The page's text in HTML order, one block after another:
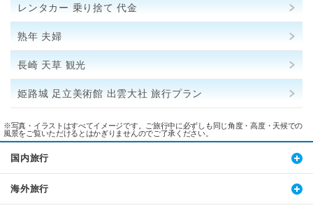
レンタカー 乗り捨て 代金
熟年 夫婦
長崎 天草 観光
姫路城 足立美術館 出雲大社 旅行プラン
※写真・イラストはすべてイメージです。ご旅行中に必ずしも同じ角度・高度・天候での
風景をご覧いただけるとはかぎりませんのでご了承ください。
国内旅行
海外旅行